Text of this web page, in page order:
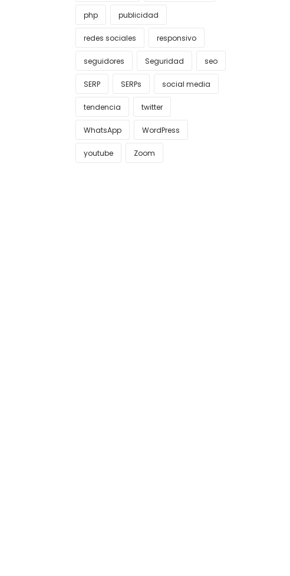
php publicidad
redes sociales responsivo
seguidores Seguridad seo
SERP SERPs social media
tendencia twitter
WhatsApp WordPress
youtube Zoom